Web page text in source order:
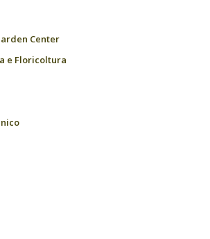
Center
e Floricoltura